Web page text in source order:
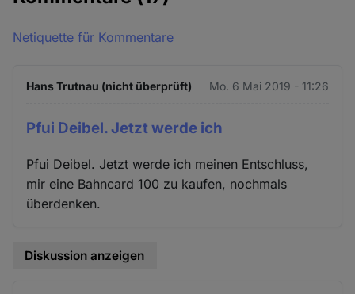
Netiquette für Kommentare
Hans Trutnau (nicht überprüft) Mo. 6 Mai 2019 - 11:26
Pfui Deibel. Jetzt werde ich
Pfui Deibel. Jetzt werde ich meinen Entschluss,
mir eine Bahncard 100 zu kaufen, nochmals
überdenken.
Diskussion anzeigen